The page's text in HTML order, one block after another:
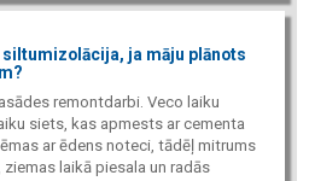
siltumizolācija, ja māju plānots
remontdarbi. Veco laiku
siets, kas apmests ar cementa
ar ēdens noteci, tādēļ mitrums
laikā piesala un radās